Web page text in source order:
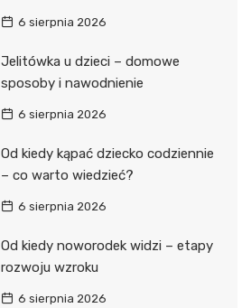
6 sierpnia 2026
Jelitówka u dzieci – domowe
sposoby i nawodnienie
6 sierpnia 2026
Od kiedy kąpać dziecko codziennie
– co warto wiedzieć?
6 sierpnia 2026
Od kiedy noworodek widzi – etapy
rozwoju wzroku
6 sierpnia 2026